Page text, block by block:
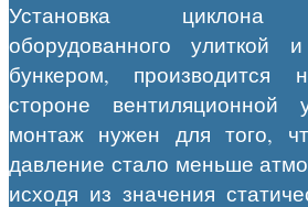
Установка циклона
оборудованного улиткой
бункером, производится
стороне вентиляционной
монтаж нужен для того,
давление стало меньше
исходя из значения